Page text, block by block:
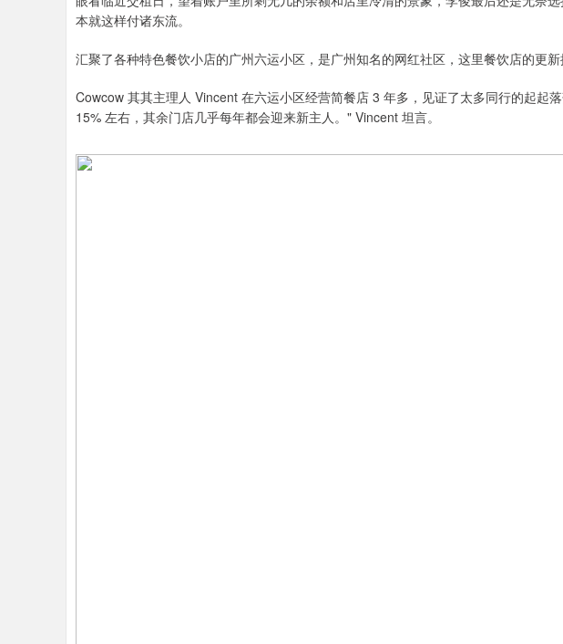
本就这样付诸东流。
汇聚了各种特色餐饮小店的广州六运小区，是广州知名的网红社区，这里餐饮店的更新
Cowcow 其其主理人 Vincent 在六运小区经营简餐店 3 年多，见证了太多同行的起起
15% 左右，其余门店几乎每年都会迎来新主人。" Vincent 坦言。